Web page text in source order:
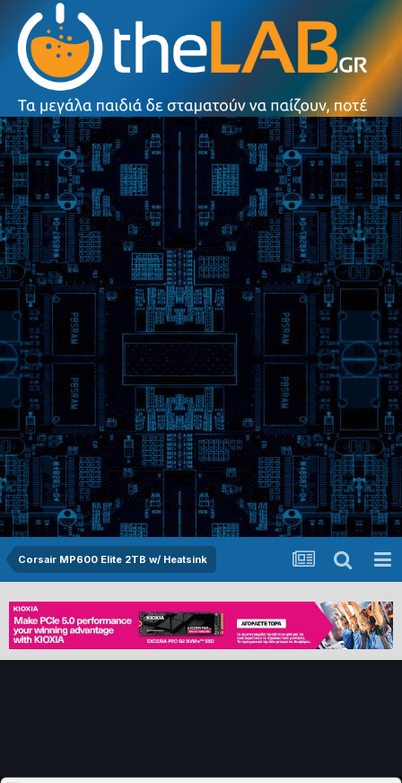
Corsair MP600 Elite 2TB w/ Heatsink